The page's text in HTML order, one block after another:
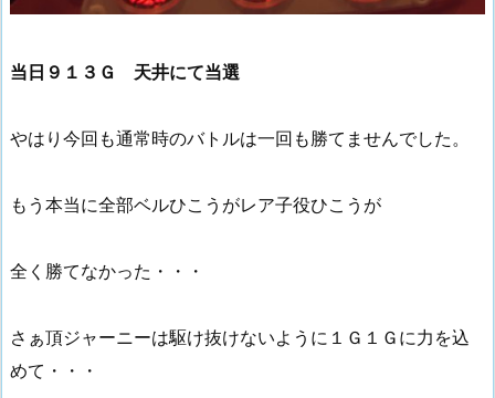
当日９１３Ｇ 天井にて当選
やはり今回も通常時のバトルは一回も勝てませんでした。
もう本当に全部ベルひこうがレア子役ひこうが
全く勝てなかった・・・
さぁ頂ジャーニーは駆け抜けないように１Ｇ１Ｇに力を込
めて・・・